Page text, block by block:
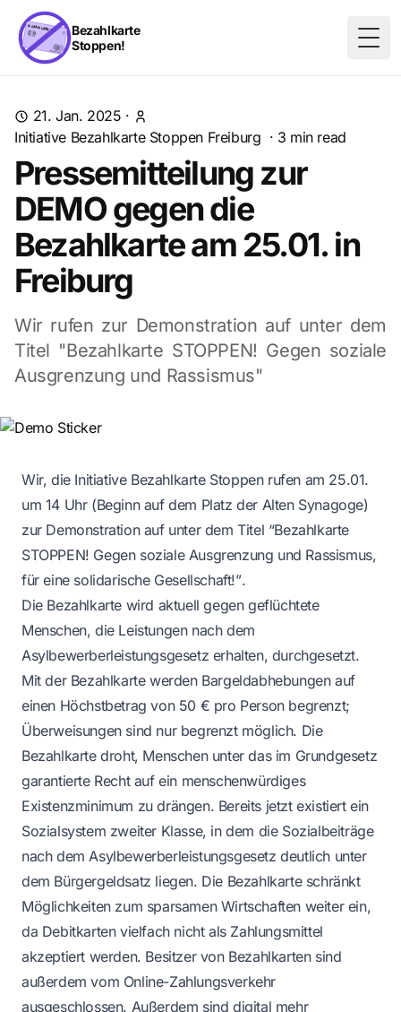
Bezahlkarte
Stoppen!
21. Jan. 2025 ·
Initiative Bezahlkarte Stoppen Freiburg · 3 min read
Pressemitteilung zur
DEMO gegen die
Bezahlkarte am 25.01. in
Freiburg
Wir rufen zur Demonstration auf unter dem
Titel "Bezahlkarte STOPPEN! Gegen soziale
Ausgrenzung und Rassismus"
Wir, die Initiative Bezahlkarte Stoppen rufen am 25.01.
um 14 Uhr (Beginn auf dem Platz der Alten Synagoge)
zur Demonstration auf unter dem Titel “Bezahlkarte
STOPPEN! Gegen soziale Ausgrenzung und Rassismus,
für eine solidarische Gesellschaft!”.
Die Bezahlkarte wird aktuell gegen geflüchtete
Menschen, die Leistungen nach dem
Asylbewerberleistungsgesetz erhalten, durchgesetzt.
Mit der Bezahlkarte werden Bargeldabhebungen auf
einen Höchstbetrag von 50 € pro Person begrenzt;
Überweisungen sind nur begrenzt möglich. Die
Bezahlkarte droht, Menschen unter das im Grundgesetz
garantierte Recht auf ein menschenwürdiges
Existenzminimum zu drängen. Bereits jetzt existiert ein
Sozialsystem zweiter Klasse, in dem die Sozialbeiträge
nach dem Asylbewerberleistungsgesetz deutlich unter
dem Bürgergeldsatz liegen. Die Bezahlkarte schränkt
Möglichkeiten zum sparsamen Wirtschaften weiter ein,
da Debitkarten vielfach nicht als Zahlungsmittel
akzeptiert werden. Besitzer von Bezahlkarten sind
außerdem vom Online-Zahlungsverkehr
ausgeschlossen. Außerdem sind digital mehr